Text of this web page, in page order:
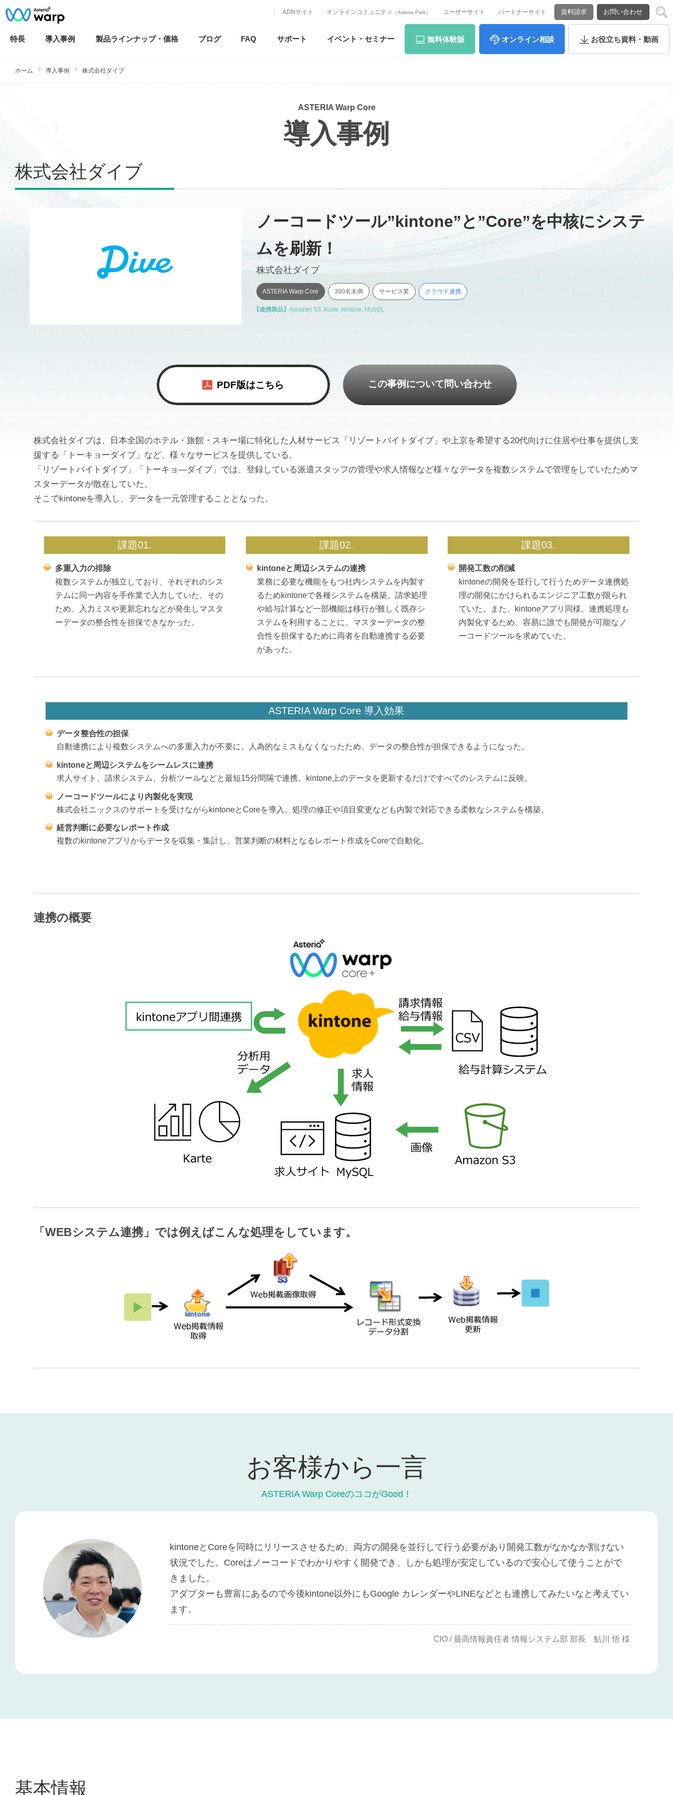
ADNサイト オンラインコミュニティ （Asteria Park） ユーザーサイト パートナーサイト 資料請求 お問い合わせ
特長 導入事例 製品ラインナップ・ 価格 ブログ FAQ サポート イベント・ セミナー 無料体験版 オンライン相談 お役立ち資料・動画
ホーム 導入事例 株式会社ダイブ
ASTERIA Warp Core
導入事例
株式会社ダイブ
ノーコードツール”kintone”と”Core”を中核にシステ
ムを刷新！
株式会社ダイブ
ASTERIA Warp Core 300名未満 サービス業 クラウド連携
【連携製品】 Amazon S3, Karte, kintone, MySQL
PDF版はこちら この事例について問い合わせ
株式会社ダイブは、日本全国のホテル・旅館・スキー場に特化した人材サービス「リゾートバイトダイブ」や上京を希望する20代向けに住居や仕事を提供し支
援する「トーキョーダイブ」など、様々なサービスを提供している。
「リゾートバイトダイブ」「トーキョ―ダイブ」では、登録している派遣スタッフの管理や求人情報など様々なデータを複数システムで管理をしていたためマ
スターデータが散在していた。
そこでkintoneを導入し、データを一元管理することとなった。
課題01.
多重入力の排除
複数システムが独立しており、それぞれのシス
テムに同一内容を手作業で入力していた。その
ため、入力ミスや更新忘れなどが発生しマスタ
ーデータの整合性を担保できなかった。
課題02.
kintoneと周辺システムの連携
業務に必要な機能をもつ社内システムを内製す
るためkintoneで各種システムを構築。請求処理
や給与計算など一部機能は移行が難しく既存シ
ステムを利用することに。マスターデータの整
合性を担保するために両者を自動連携する必要
があった。
課題03.
開発工数の削減
kintoneの開発を並行して行うためデータ連携処
理の開発にかけられるエンジニア工数が限られ
ていた。また、kintoneアプリ同様、連携処理も
内製化するため、容易に誰でも開発が可能なノ
ーコードツールを求めていた。
ASTERIA Warp Core 導入効果
データ整合性の担保
自動連携により複数システムへの多重入力が不要に。人為的なミスもなくなったため、データの整合性が担保できるようになった。
kintoneと周辺システムをシームレスに連携
求人サイト、請求システム、分析ツールなどと最短15分間隔で連携。kintone上のデータを更新するだけですべてのシステムに反映。
ノーコードツールにより内製化を実現
株式会社ニックスのサポートを受けながらkintoneとCoreを導入。処理の修正や項目変更なども内製で対応できる柔軟なシステムを構築。
経営判断に必要なレポート作成
複数のkintoneアプリからデータを収集・集計し、営業判断の材料となるレポート作成をCoreで自動化。
連携の概要
「WEBシステム連携」では例えばこんな処理をしています。
お客様から一言
ASTERIA Warp CoreのココがGood！
kintoneとCoreを同時にリリースさせるため、両方の開発を並行して行う必要があり開発工数がなかなか割けない
状況でした。Coreはノーコードでわかりやすく開発でき、しかも処理が安定しているので安心して使うことがで
きました。
アダプターも豊富にあるので今後kintone以外にもGoogle カレンダーやLINEなどとも連携してみたいなと考えてい
ます。
CIO / 最高情報責任者 情報システム部 部長 鮎川 悟 様
基本情報